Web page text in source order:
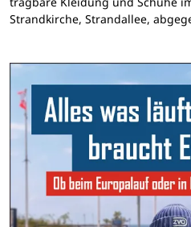
Strandkirche, Strandallee,